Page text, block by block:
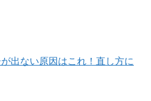
出ない原因はこれ！直し方に